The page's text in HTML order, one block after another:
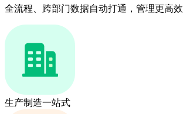
全流程、跨部门数据自动打通，管理更高效
生产制造一站式